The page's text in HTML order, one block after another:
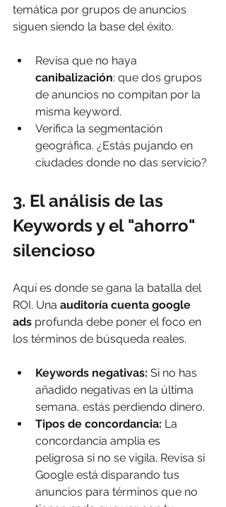
temática por grupos de anuncios
siguen siendo la base del éxito.
Revisa que no haya
canibalización: que dos grupos
de anuncios no compitan por la
misma keyword.
Verifica la segmentación
geográfica. ¿Estás pujando en
ciudades donde no das servicio?
3. El análisis de las
Keywords y el "ahorro"
silencioso
Aquí es donde se gana la batalla del
ROI. Una auditoría cuenta google
ads profunda debe poner el foco en
los términos de búsqueda reales.
Keywords negativas: Si no has
añadido negativas en la última
semana, estás perdiendo dinero.
Tipos de concordancia: La
concordancia amplia es
peligrosa si no se vigila. Revisa si
Google está disparando tus
anuncios para términos que no